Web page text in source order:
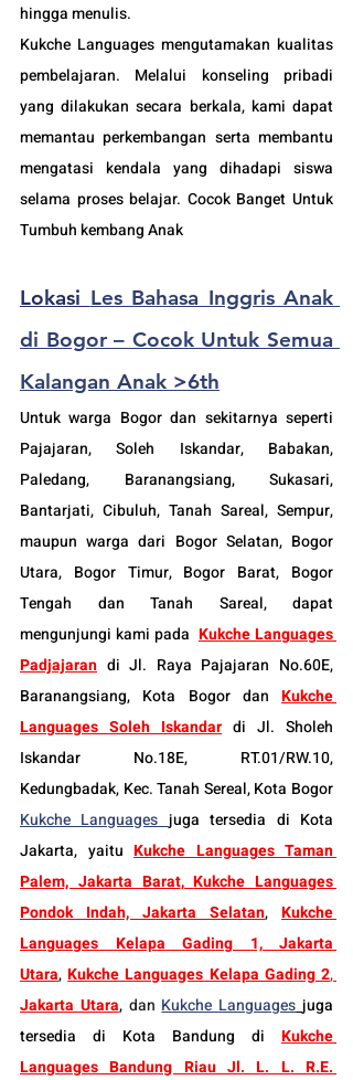
hingga menulis.
Kukche Languages mengutamakan kualitas
pembelajaran. Melalui konseling pribadi
yang dilakukan secara berkala, kami dapat
memantau perkembangan serta membantu
mengatasi kendala yang dihadapi siswa
selama proses belajar. Cocok Banget Untuk
Tumbuh kembang Anak
Lokasi Les Bahasa Inggris Anak
di Bogor – Cocok Untuk Semua
Kalangan Anak >6th
Untuk warga Bogor dan sekitarnya seperti
Pajajaran, Soleh Iskandar, Babakan,
Paledang, Baranangsiang, Sukasari,
Bantarjati, Cibuluh, Tanah Sareal, Sempur,
maupun warga dari Bogor Selatan, Bogor
Utara, Bogor Timur, Bogor Barat, Bogor
Tengah dan Tanah Sareal, dapat
mengunjungi kami pada Kukche Languages
Padjajaran di Jl. Raya Pajajaran No.60E,
Baranangsiang, Kota Bogor dan Kukche
Languages Soleh Iskandar di Jl. Sholeh
Iskandar No.18E, RT.01/RW.10,
Kukche Languages juga tersedia di Kota
Jakarta, yaitu Kukche Languages Taman
Palem, Jakarta Barat, Kukche Languages
Pondok Indah, Jakarta Selatan, Kukche
Languages Kelapa Gading 1, Jakarta
Utara, Kukche Languages Kelapa Gading 2
Jakarta Utara, dan Kukche Languages juga
tersedia di Kota Bandung di Kukche
Languages Bandung Riau Jl. L. L. R.E.